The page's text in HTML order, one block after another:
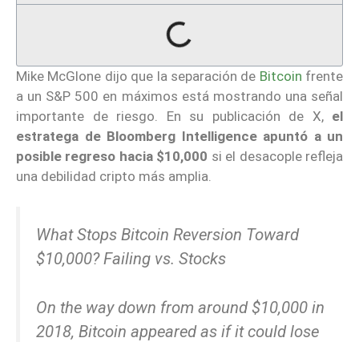
Mike McGlone dijo que la separación de Bitcoin frente
a un S&P 500 en máximos está mostrando una señal
importante de riesgo. En su publicación de X, el
estratega de Bloomberg Intelligence apuntó a un
posible regreso hacia $10,000 si el desacople refleja
una debilidad cripto más amplia.
What Stops Bitcoin Reversion Toward
$10,000? Failing vs. Stocks
On the way down from around $10,000 in
2018, Bitcoin appeared as if it could lose